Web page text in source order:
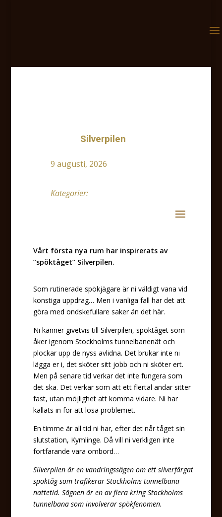
Silverpilen
9 augusti, 2026
Kategorier:
Vårt första nya rum har inspirerats av
”spöktåget” Silverpilen.
Som rutinerade spökjägare är ni väldigt vana vid
konstiga uppdrag… Men i vanliga fall har det att
göra med ondskefullare saker än det här.
Ni känner givetvis till Silverpilen, spöktåget som
åker igenom Stockholms tunnelbanenät och
plockar upp de nyss avlidna. Det brukar inte ni
lägga er i, det sköter sitt jobb och ni sköter ert.
Men på senare tid verkar det inte fungera som
det ska. Det verkar som att ett flertal andar sitter
fast, utan möjlighet att komma vidare. Ni har
kallats in för att lösa problemet.
En timme är all tid ni har, efter det når tåget sin
slutstation, Kymlinge. Då vill ni verkligen inte
fortfarande vara ombord…
Silverpilen är en vandringssägen om ett silverfärgat
spöktåg som trafikerar Stockholms tunnelbana
nattetid. Sägnen är en av flera kring Stockholms
tunnelbana som involverar spökfenomen.